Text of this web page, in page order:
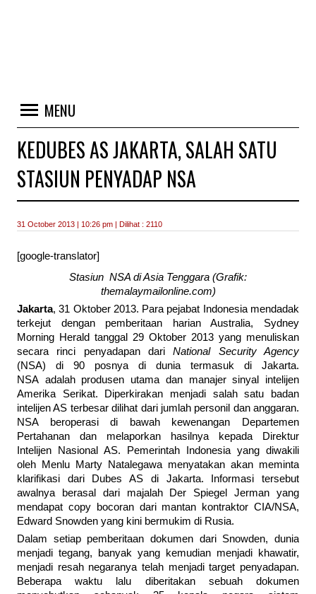
MENU
KEDUBES AS JAKARTA, SALAH SATU
STASIUN PENYADAP NSA
31 October 2013 | 10:26 pm | Dilihat : 2110
[google-translator]
Stasiun NSA di Asia Tenggara (Grafik:
themalaymailonline.com)
Jakarta, 31 Oktober 2013. Para pejabat Indonesia mendadak
terkejut dengan pemberitaan harian Australia, Sydney
Morning Herald tanggal 29 Oktober 2013 yang menuliskan
secara rinci penyadapan dariNational Security Agency
(NSA) di 90 posnya di dunia termasuk di Jakarta.
NSA adalah produsen utama dan manajer sinyal intelijen
Amerika Serikat. Diperkirakan menjadi salah satu badan
intelijen AS terbesar dilihat dari jumlah personil dan anggaran.
NSA beroperasi di bawah kewenangan Departemen
Pertahanan dan melaporkan hasilnya kepada Direktur
Intelijen Nasional AS. Pemerintah Indonesia yang diwakili
oleh Menlu Marty Natalegawa menyatakan akan meminta
klarifikasi dari Dubes AS di Jakarta. Informasi tersebut
awalnya berasal dari majalah Der Spiegel Jerman yang
mendapat copy bocoran dari mantan kontraktor CIA/NSA,
Edward Snowden yang kini bermukim di Rusia.
Dalam setiap pemberitaan dokumen dari Snowden, dunia
menjadi tegang, banyak yang kemudian menjadi khawatir,
menjadi resah negaranya telah menjadi target penyadapan.
Beberapa waktu lalu diberitakan sebuah dokumen